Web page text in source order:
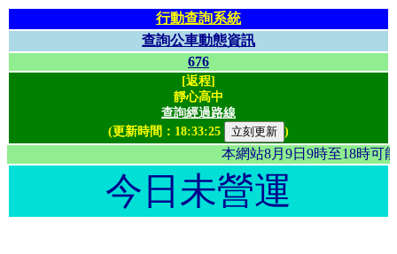
行動查詢系統
查詢公車動態資訊
676
[返程]
靜心高中
查詢經過路線
(更新時間： 18:33:25 )
本網站8月9日9時至18
今日未營運